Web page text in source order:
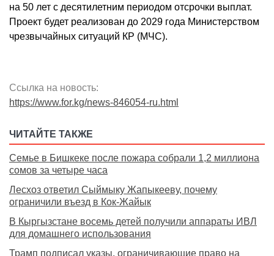
на 50 лет с десятилетним периодом отсрочки выплат.
Проект будет реализован до 2029 года Министерством
чрезвычайных ситуаций КР (МЧС).
Ссылка на новость:
https://www.for.kg/news-846054-ru.html
ЧИТАЙТЕ ТАКЖЕ
Семье в Бишкеке после пожара собрали 1,2 миллиона
сомов за четыре часа
Лесхоз ответил Сыймыку Жапыкееву, почему
ограничили въезд в Кок-Жайык
В Кыргызстане восемь детей получили аппараты ИВЛ
для домашнего использования
Трамп подписал указы, ограничивающие право на